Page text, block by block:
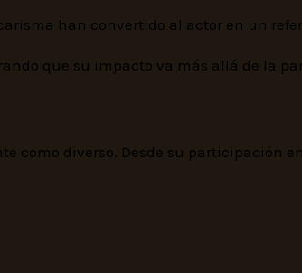
han convertido al actor en un
que su impacto va más allá de
diverso. Desde su participación